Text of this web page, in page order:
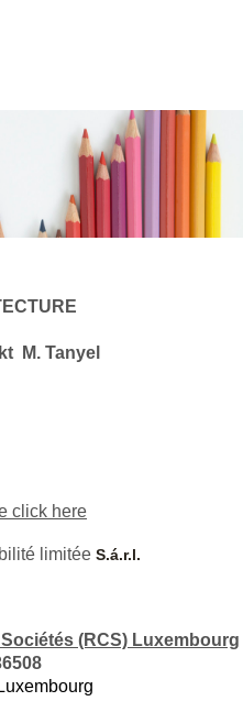
M. Tanyel
click here
limitée S.á.r.l.
(RCS) Luxembourg